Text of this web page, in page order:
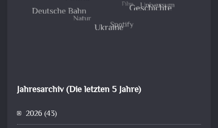
Jahresarchiv (Die letzten 5 Jahre)
2026 (43)